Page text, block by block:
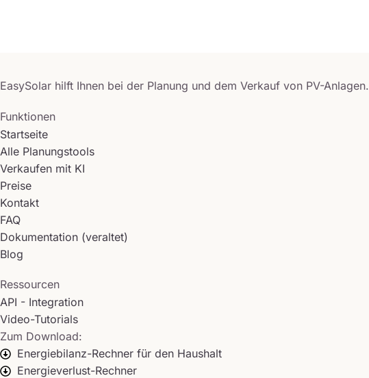
EasySolar hilft Ihnen bei der Planung und dem Verkauf von PV-Anlagen.
Funktionen
Startseite
Alle Planungstools
Verkaufen mit KI
Preise
Kontakt
FAQ
Dokumentation (veraltet)
Blog
Ressourcen
API - Integration
Video-Tutorials
Zum Download:
Energiebilanz-Rechner für den Haushalt
Energieverlust-Rechner